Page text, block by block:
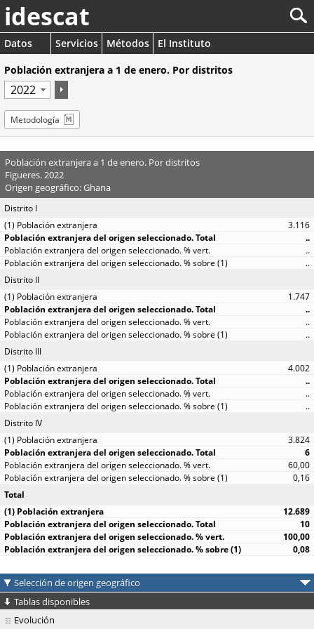
idescat
Datos Servicios Métodos
El Instituto
Población extranjera a 1 de enero. Por distritos
Metodología
Población extranjera a 1 de enero. Por distritos
Figueres. 2022
Origen geográfico: Ghana
Distrito I
3.116
..
..
..
Distrito II
1.747
..
..
..
Distrito III
4.002
..
..
..
Distrito IV
3.824
6
60,00
0,16
Total
12.689
10
100,00
0,08
Selección de origen geográfico
Tablas disponibles
Evolución